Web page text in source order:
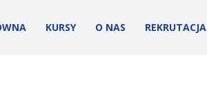
KURSY O NAS REKRUTACJA